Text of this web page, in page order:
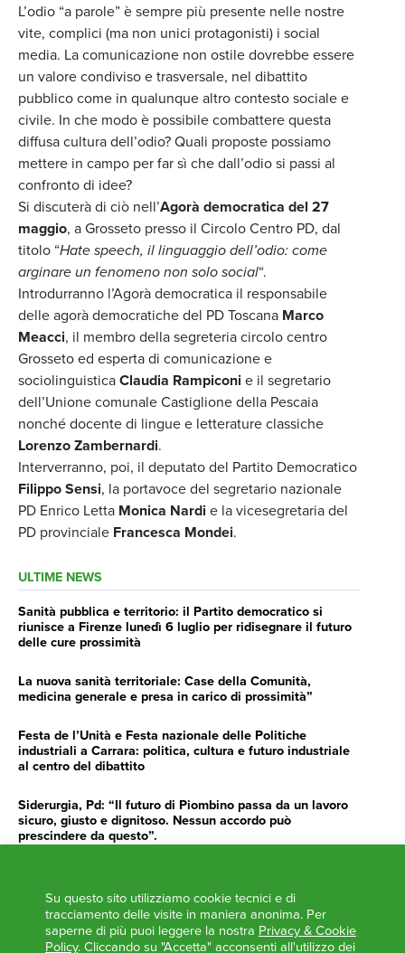
L’odio “a parole” è sempre più presente nelle nostre
vite, complici (ma non unici protagonisti) i social
media. La comunicazione non ostile dovrebbe essere
un valore condiviso e trasversale, nel dibattito
pubblico come in qualunque altro contesto sociale e
civile. In che modo è possibile combattere questa
diffusa cultura dell’odio? Quali proposte possiamo
mettere in campo per far sì che dall’odio si passi al
confronto di idee?
Si discuterà di ciò nell’Agorà democratica del 27
maggio, a Grosseto presso il Circolo Centro PD, dal
titolo “Hate speech, il linguaggio dell’odio: come
arginare un fenomeno non solo social“.
Introdurranno l’Agorà democratica il responsabile
delle agorà democratiche del PD Toscana Marco
Meacci, il membro della segreteria circolo centro
Grosseto ed esperta di comunicazione e
sociolinguisticaClaudia Rampiconi e il segretario
dell’Unione comunale Castiglione della Pescaia
nonché docente di lingue e letterature classiche
Lorenzo Zambernardi.
Interverranno, poi, il deputato del Partito Democratico
Filippo Sensi, la portavoce del segretario nazionale
PD Enrico Letta Monica Nardi e la vicesegretaria del
PD provinciale Francesca Mondei.
ULTIME NEWS
Sanità pubblica e territorio: il Partito democratico si
riunisce a Firenze lunedì 6 luglio per ridisegnare il futuro
delle cure prossimità
La nuova sanità territoriale: Case della Comunità,
medicina generale e presa in carico di prossimità”
Festa de l’Unità e Festa nazionale delle Politiche
industriali a Carrara: politica, cultura e futuro industriale
al centro del dibattito
Siderurgia, Pd: “Il futuro di Piombino passa da un lavoro
sicuro, giusto e dignitoso. Nessun accordo può
prescindere da questo”.
impegno e determinazione delle istituzioni”
AGENDA
Su questo sito utilizziamo cookie tecnici e di
tracciamento delle visite in maniera anonima. Per
saperne di più puoi leggere la nostra Privacy & Cookie
Policy. Cliccando su "Accetta" acconsenti all'utilizzo dei